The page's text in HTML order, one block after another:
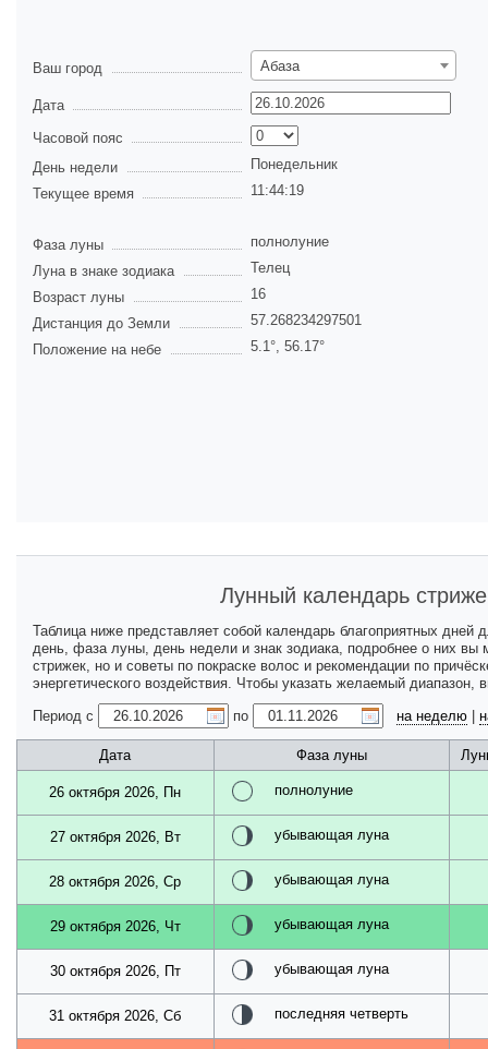
Ваш город Абаза
Дата
Часовой пояс
День недели
Понедельник
Текущее время
11:44:20
Фаза луны
полнолуние
Луна в знаке зодиака
Телец
Возраст луны
16
Дистанция до Земли
57.268234297501
Положение на небе
5.1°, 56.17°
Лунный календарь
Таблица ниже представляет собой календарь благоприятных
день, фаза луны, день недели и знак зодиака, подробнее о них вы
стрижек, но и советы по покраске волос и рекомендации по
энергетического воздействия. Чтобы указать желаемый
Период с
по на неделю
Дата Фаза луны
26 октября 2026, Пн полнолуние
27 октября 2026, Вт убывающая луна
28 октября 2026, Ср убывающая луна
29 октября 2026, Чт убывающая луна
30 октября 2026, Пт убывающая луна
31 октября 2026, Сб последняя четверть